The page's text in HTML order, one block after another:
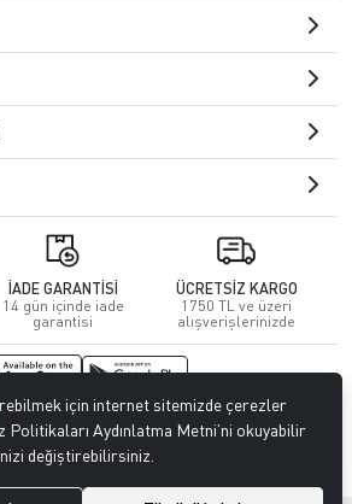
İADE GARANTİSİ
14 gün içinde iade
garantisi
ÜCRETSİZ KARGO
1750 TL ve üzeri
alışverişlerinizde
. Tüm hakları saklıdır.
için internet sitemizde çerezler
Politikaları Aydınlatma Metni’ni okuyabilir
değiştirebilirsiniz.